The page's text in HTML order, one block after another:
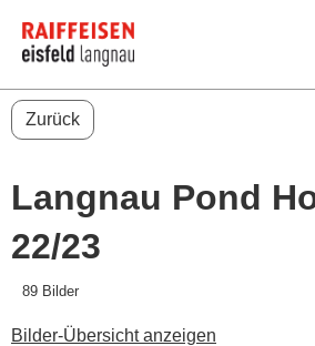
Zurück
Langnau Pond
22/23
89 Bilder
Bilder-Übersicht anzeigen